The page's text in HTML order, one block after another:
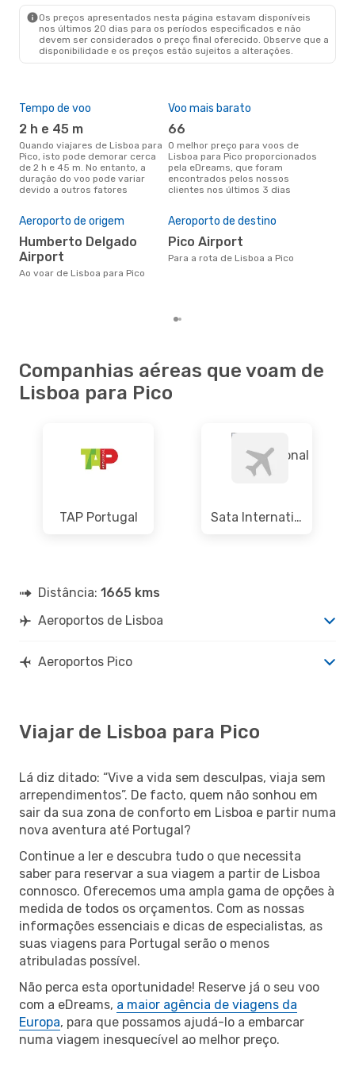
Os preços apresentados nesta página estavam disponíveis
nos últimos 20 dias para os períodos especificados e não
devem ser considerados o preço final oferecido. Observe que a
disponibilidade e os preços estão sujeitos a alterações.
Tempo de voo
2 h e 45 m
Quando viajares de Lisboa para
Pico, isto pode demorar cerca
de 2 h e 45 m. No entanto, a
duração do voo pode variar
devido a outros fatores
Voo mais barato
66
O melhor preço para voos de
Lisboa para Pico proporcionados
pela eDreams, que foram
encontrados pelos nossos
clientes nos últimos 3 dias
Aeroporto de origem
Humberto Delgado
Airport
Ao voar de Lisboa para Pico
Aeroporto de destino
Pico Airport
Para a rota de Lisboa a Pico
Companhias aéreas que voam de
Lisboa para Pico
TAP Portugal Sata International
Distância: 1665 kms
Aeroportos de Lisboa
Aeroportos Pico
Viajar de Lisboa para Pico
Lá diz ditado: “Vive a vida sem desculpas, viaja sem
arrependimentos”. De facto, quem não sonhou em
sair da sua zona de conforto em Lisboa e partir numa
nova aventura até Portugal?
Continue a ler e descubra tudo o que necessita
saber para reservar a sua viagem a partir de Lisboa
connosco. Oferecemos uma ampla gama de opções à
medida de todos os orçamentos. Com as nossas
informações essenciais e dicas de especialistas, as
suas viagens para Portugal serão o menos
atribuladas possível.
Não perca esta oportunidade! Reserve já o seu voo
com a eDreams, a maior agência de viagens da
Europa, para que possamos ajudá-lo a embarcar
numa viagem inesquecível ao melhor preço.